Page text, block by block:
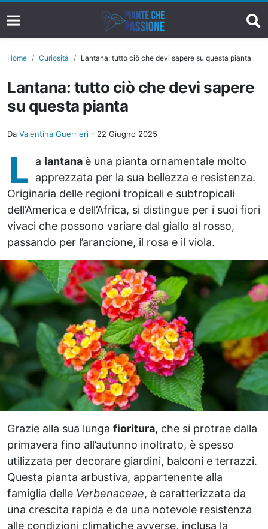
Home Curiosità Lantana: tutto ciò che devi sapere su questa pianta
Lantana: tutto ciò che devi sapere
su questa pianta
Da Valentina Guerrieri - 22 Giugno 2025
L a lantana è una pianta ornamentale molto
apprezzata per la sua bellezza e resistenza.
Originaria delle regioni tropicali e subtropicali
dell’America e dell’Africa, si distingue per i suoi fiori
vivaci che possono variare dal giallo al rosso,
passando per l’arancione, il rosa e il viola.
Grazie alla sua lunga fioritura, che si protrae dalla
primavera fino all’autunno inoltrato, è spesso
utilizzata per decorare giardini, balconi e terrazzi.
Questa pianta arbustiva, appartenente alla
famiglia delle Verbenaceae, è caratterizzata da
una crescita rapida e da una notevole resistenza
alle condizioni climatiche avverse, inclusa la